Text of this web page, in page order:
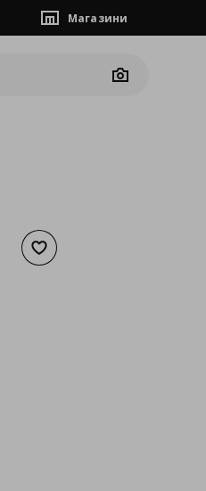
Магазини
Camera
Добави към списъка с